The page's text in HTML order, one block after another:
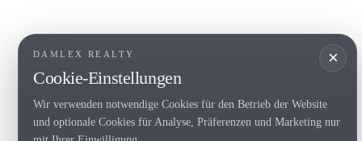
×
DAMLEX REALTY
Cookie-Einstellungen
Wir verwenden notwendige Cookies für den Betrieb der Website
und optionale Cookies für Analyse, Präferenzen und Marketing nur
Begur
Tel. (+34) 935 434 367
Copyright 2000-2026 © Damlex Realty